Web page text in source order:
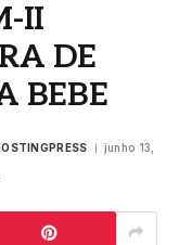
II
DE
BEBE
junho 13,